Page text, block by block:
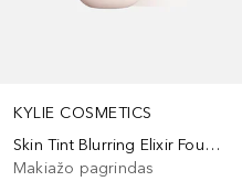
KYLIE COSMETICS
Skin Tint Blurring Elixir Foundation
Makiažo pagrindas